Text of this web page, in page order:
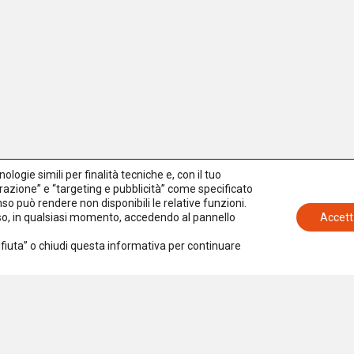
simili per finalità tecniche e, con il tuo
e “targeting e pubblicità” come specificato
può rendere non disponibili le relative funzioni.
in qualsiasi momento, accedendo al pannello
o chiudi questa informativa per continuare